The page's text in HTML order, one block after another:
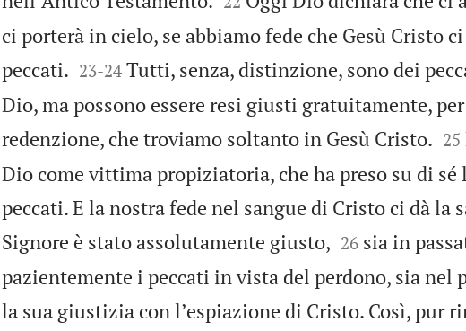
ci porterà in cielo, se abbiamo fede che Gesù Cristo
peccati.
23-24 Tutti, senza, distinzione, sono dei
Dio, ma possono essere resi giusti gratuitamente,
redenzione, che troviamo soltanto in Gesù Cristo.
25
Dio come vittima propiziatoria, che ha preso su di
peccati. E la nostra fede nel sangue di Cristo ci dà la
Signore è stato assolutamente giusto,
26 sia in
pazientemente i peccati in vista del perdono, sia nel
la sua giustizia con lʼespiazione di Cristo. Così, pur